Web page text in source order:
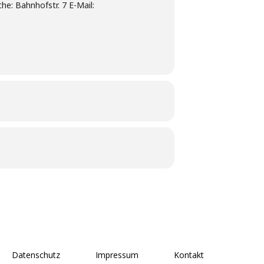
Bahnhofstr. 7 E-Mail:
Datenschutz Impressum Kontakt